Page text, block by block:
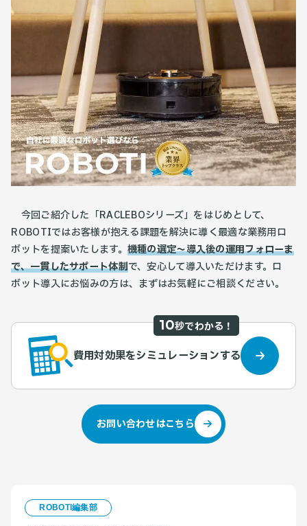
今回ご紹介した「RACLEBOシリーズ」をはじめとして、
ROBOTIではお客様が抱える課題を解決に導く最適な業務用ロ
ボットを提案いたします。 機種の選定〜導入後の運用フォローま
で、一貫したサポート体制で、安心して導入いただけます。ロ
ボット導入にお悩みの方は、まずはお気軽にご相談ください。
10秒でわかる！
費用対効果をシミュレーションする
お問い合わせはこちら
ROBOTI編集部